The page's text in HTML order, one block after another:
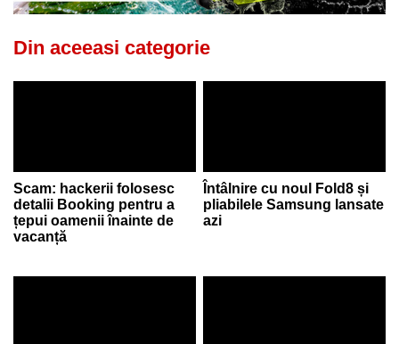
Din aceeasi categorie
Scam: hackerii folosesc
detalii Booking pentru a
țepui oamenii înainte de
vacanță
Întâlnire cu noul Fold8 și
pliabilele Samsung lansate
azi